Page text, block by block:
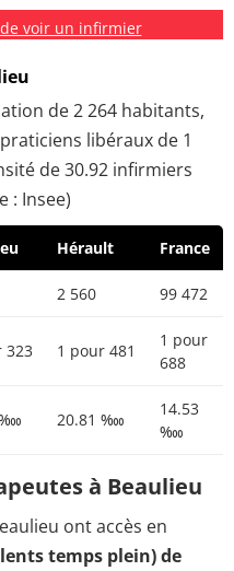
voir un infirmier
de 2 264 habitants,
libéraux de 1
de 30.92 infirmiers
: Insee)
Hérault France
2 560 99 472
323 1 pour 481
1 pour
688
‱ 20.81 ‱
14.53
‱
à Beaulieu
ont accès en
temps plein) de